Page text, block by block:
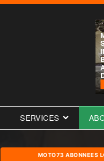
SERVICES
MOTO73 ABONNEES